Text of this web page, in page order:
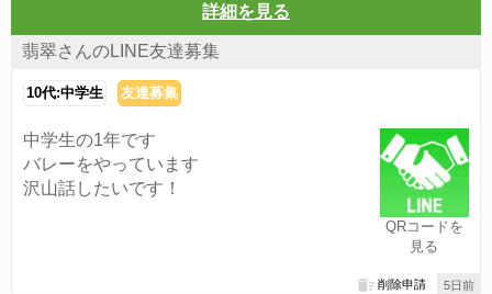
詳細を見る
翡翠さんのLINE友達募集
10代:中学生 友達募集
QRコードを
見る
中学生の1年です
バレーをやっています
沢山話したいです！
5日前
削除申請